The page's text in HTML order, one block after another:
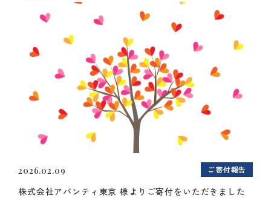
2026.02.09 ご寄付報告
株式会社アバンティ東京 様よりご寄付をいただきました